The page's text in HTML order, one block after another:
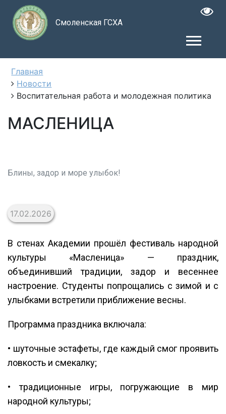
Смоленская ГСХА
Главная
Новости
Воспитательная работа и молодежная политика
МАСЛЕНИЦА
Блины, задор и море улыбок!
17.02.2026
В стенах Академии прошёл фестиваль народной
культуры «Масленица» — праздник,
объединивший традиции, задор и весеннее
настроение. Студенты попрощались с зимой и с
улыбками встретили приближение весны.
Программа праздника включала:
• шуточные эстафеты, где каждый смог проявить
ловкость и смекалку;
• традиционные игры, погружающие в мир
народной культуры;